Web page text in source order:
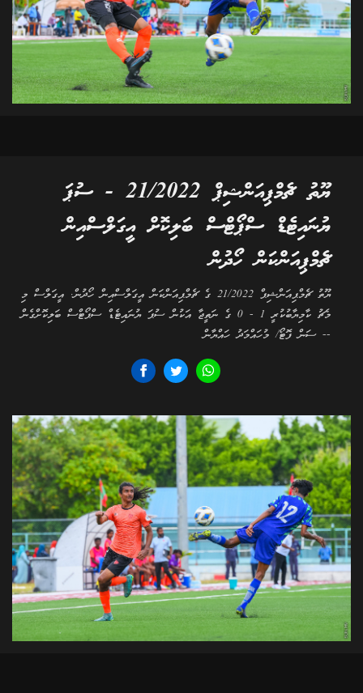
ޔޫތު ޗެމްޕިއަންޝިޕް 21/2022 - ސުޕަ
ޔުނައިޓެޑް ސްޕޯޓްސް ބަލިކޮށް އީގަލްސްއިން
ޗެމްޕިއަންކަން ހޯދުން
ޔޫތު ޗެމްޕިއަންޝިޕް 21/2022 ގެ ޗެމްޕިއަންކަން އީގަލްސްއިން ހޯދުން. އީގަލްސް މި
މެޗު ކާމިޔާބުކުރީ 1 - 0 ގެ ނަތީޖާ އަކުން ސުޕަ ޔުނައިޓެޑް ސްޕޯޓްސް ބަލިކޮށްގެން
-- ސަން ފޮޓޯ/ މުހައްމަދު ހައްޔާން